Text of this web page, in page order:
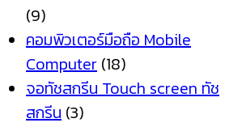
(9)
คอมพิวเตอร์มือถือ Mobile
Computer (18)
จอทัชสกรีน Touch screen ทัช
สกรีน (3)